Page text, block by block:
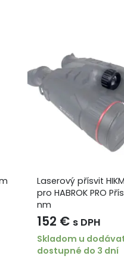
Laserový přísvit
pro HABROK PRO
nm
152 € s DPH
Skladom u
dostupné do 3 dní